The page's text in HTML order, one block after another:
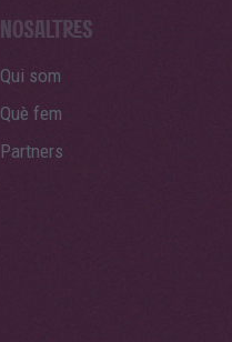
Qui som
Què fem
Partners